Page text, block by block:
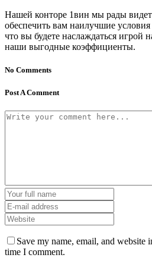
Нашей конторе 1вин мы рады
обеспечить вам наилучшие
что вы будете наслаждаться игрой
наши выгодные коэффициенты.
No Comments
Post A Comment
Save my name, email, and website
time I comment.